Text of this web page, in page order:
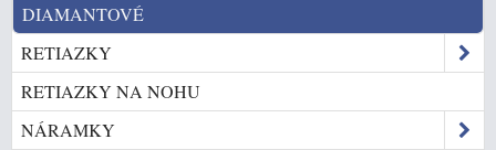
DIAMANTOVÉ
RETIAZKY
RETIAZKY NA NOHU
NÁRAMKY